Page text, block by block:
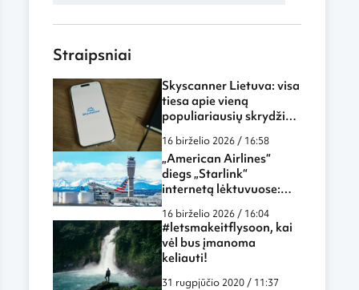
Straipsniai
Skyscanner Lietuva: visa
tiesa apie vieną
populiariausių skrydžių
16 birželio 2026 / 16:58
„American Airlines“
diegs „Starlink“
internetą lėktuvuose:
labiau panašūs į darbą
biure ar namuose
16 birželio 2026 / 16:04
#letsmakeitflysoon, kai
vėl bus įmanoma
keliauti!
31 rugpjūčio 2020 / 11:37